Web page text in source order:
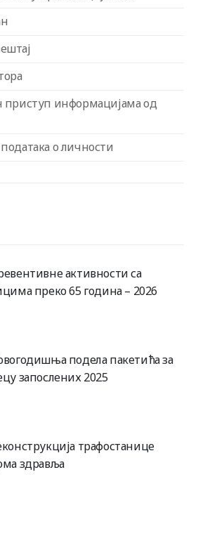
приступ информацијама од
о личности
активности са
преко 65 година – 2026
подела пакетића за
запослених 2025
трафостанице
здравља